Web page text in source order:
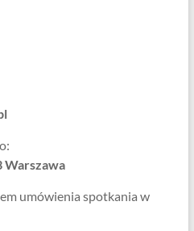
Warszawa
umówienia spotkania w